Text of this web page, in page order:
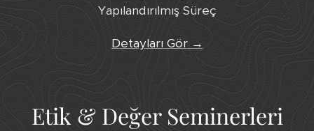
Yapılandırılmış Süreç
Detayları Gör →
Etik & Değer Seminerleri